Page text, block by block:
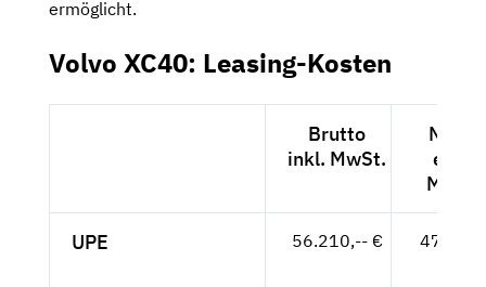
ermöglicht.
Volvo XC40: Leasing-Kosten
Brutto
inkl. MwSt.
Netto
exkl.
MwSt.
UPE 56.210,-- €